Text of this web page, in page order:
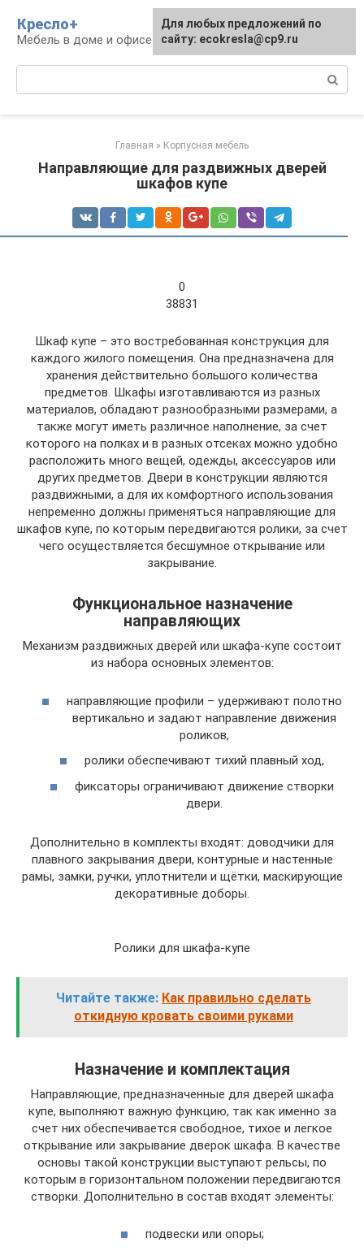
контенту
Кресло+
Мебель в доме и офисе
Главная » Корпусная мебель
Направляющие для раздвижных дверей
шкафов купе
0
38831
Шкаф купе – это востребованная конструкция для
каждого жилого помещения. Она предназначена для
хранения действительно большого количества
предметов. Шкафы изготавливаются из разных
материалов, обладают разнообразными размерами, а
также могут иметь различное наполнение, за счет
которого на полках и в разных отсеках можно удобно
расположить много вещей, одежды, аксессуаров или
других предметов. Двери в конструкции являются
раздвижными, а для их комфортного использования
непременно должны применяться направляющие для
шкафов купе, по которым передвигаются ролики, за счет
чего осуществляется бесшумное открывание или
закрывание.
Функциональное назначение
направляющих
Механизм раздвижных дверей или шкафа-купе состоит
из набора основных элементов:
направляющие профили – удерживают полотно
вертикально и задают направление движения
роликов,
ролики обеспечивают тихий плавный ход,
фиксаторы ограничивают движение створки
двери.
Дополнительно в комплекты входят: доводчики для
плавного закрывания двери, контурные и настенные
рамы, замки, ручки, уплотнители и щётки, маскирующие
декоративные доборы.
Ролики для шкафа-купе
Читайте также: Как правильно сделать
откидную кровать своими руками
Назначение и комплектация
Направляющие, предназначенные для дверей шкафа
купе, выполняют важную функцию, так как именно за
счет них обеспечивается свободное, тихое и легкое
открывание или закрывание дверок шкафа. В качестве
основы такой конструкции выступают рельсы, по
которым в горизонтальном положении передвигаются
створки. Дополнительно в состав входят элементы:
подвески или опоры;
Для любых предложений по
сайту: ecokresla@cp9.ru